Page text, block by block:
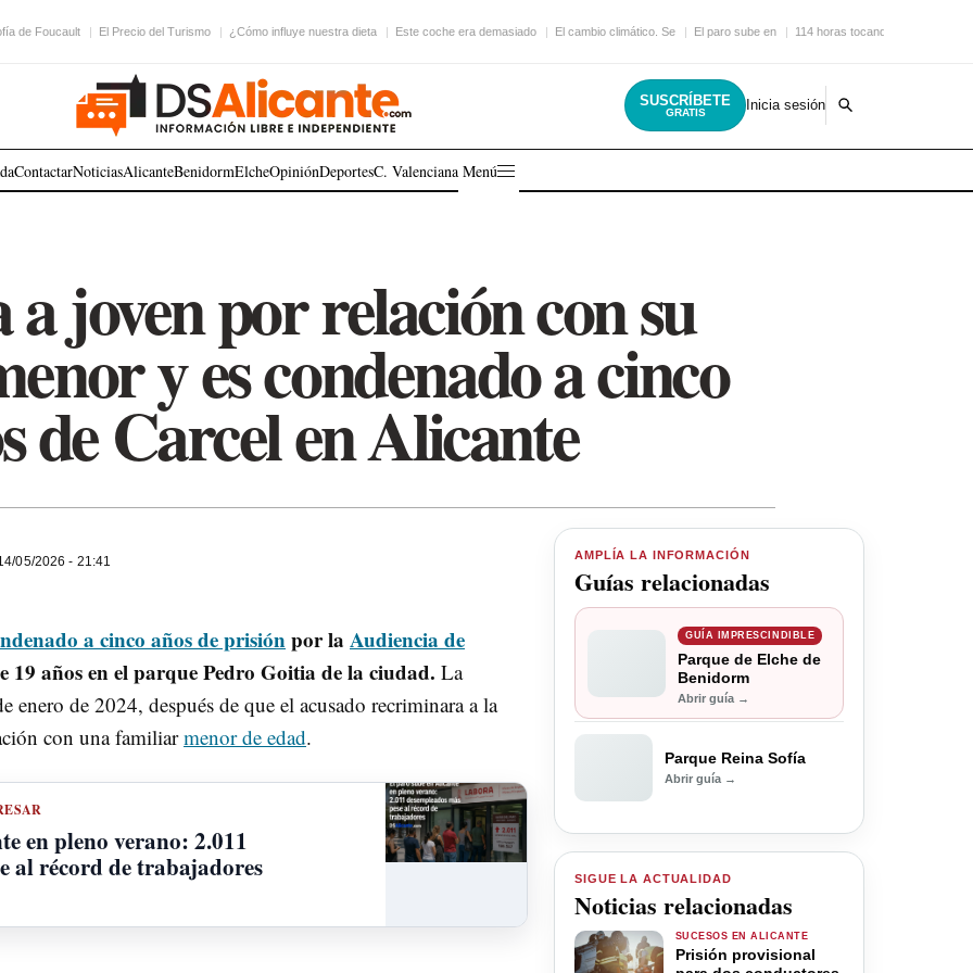
de Foucault El Precio del Turismo ¿Cómo influye nuestra dieta Este coche era demasiado El cambio climático. Se El paro sube en 114 horas tocando la
SUSCRÍBETE
GRATIS Inicia sesión
ContactarNoticiasAlicanteBenidormElcheOpiniónDeportesC. Valenciana Menú
joven por relación con su
y es condenado a cinco
de Carcel en Alicante
05/2026 - 21:41
a cinco años de prisiónpor la Audiencia de
años en el parque Pedro Goitia de la ciudad. La
enero de 2024, después de que el acusado recriminara a la
con una familiarmenor de edad.
en pleno verano: 2.011
al récord de trabajadores
AMPLÍA LA INFORMACIÓN
Guías relacionadas
GUÍA IMPRESCINDIBLE
Parque de Elche de
Benidorm
Abrir guía →
Parque Reina Sofía
Abrir guía →
SIGUE LA ACTUALIDAD
Noticias relacionadas
SUCESOS EN ALICANTE
Prisión provisional